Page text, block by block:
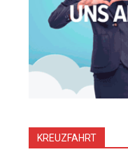
KREUZFAHRT